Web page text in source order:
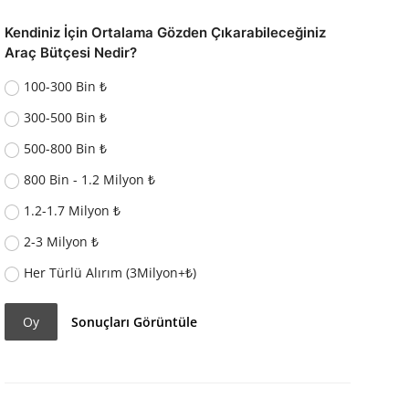
Kendiniz İçin Ortalama Gözden Çıkarabileceğiniz
Araç Bütçesi Nedir?
100-300 Bin ₺
300-500 Bin ₺
500-800 Bin ₺
800 Bin - 1.2 Milyon ₺
1.2-1.7 Milyon ₺
2-3 Milyon ₺
Her Türlü Alırım (3Milyon+₺)
Oy Sonuçları Görüntüle